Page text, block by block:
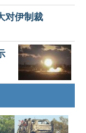
对伊制裁